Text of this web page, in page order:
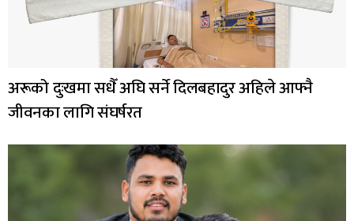
अरूको दुःखमा सधैँ अघि सर्ने दिलबहादुर अहिले आफ्नै
जीवनका लागि संघर्षरत